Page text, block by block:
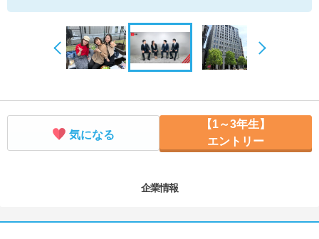
気になる
【1～3年生】
エントリー
企業情報